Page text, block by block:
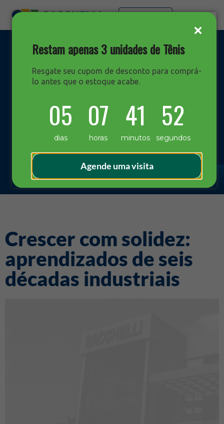
Restam apenas 3 unidades de Tênis
Resgate seu cupom de desconto para comprá-
lo antes que o estoque acabe.
05
dias
07
horas
41
minutos
51
segundos
Agende uma visita
Blog Sacchelli
Crescer com solidez:
aprendizados de seis
décadas industriais